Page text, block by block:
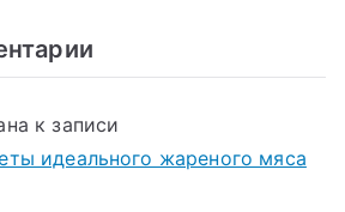
к записи
идеального жареного мяса